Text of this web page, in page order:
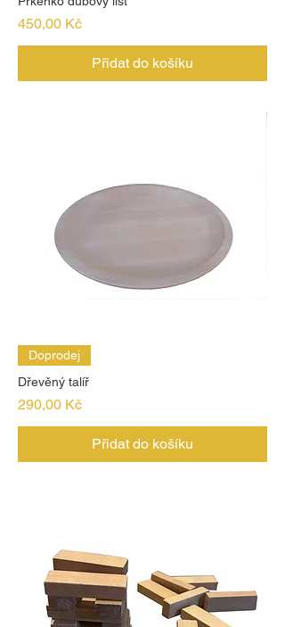
Cena
450,00 Kč
Přidat do košíku
Doprodej
Dřevěný talíř
Cena
290,00 Kč
Přidat do košíku